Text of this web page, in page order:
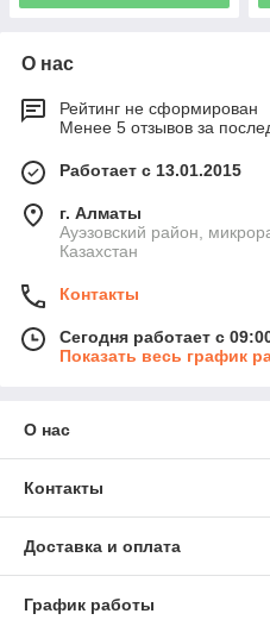
О нас
Рейтинг не сформирован
Менее 5 отзывов за
Работает с 13.01.2015
г. Алматы
Ауэзовский район,
Казахстан
Контакты
Сегодня работает с
Показать весь график
О нас
Контакты
Доставка и оплата
График работы